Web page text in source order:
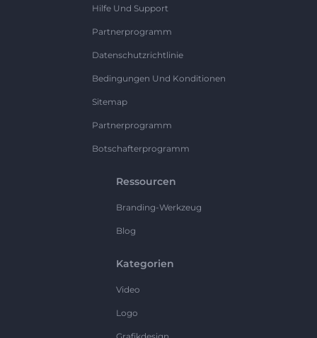
Hilfe Und Support
Partnerprogramm
Datenschutzrichtlinie
Bedingungen Und Konditionen
Sitemap
Partnerprogramm
Botschafterprogramm
Ressourcen
Branding-Werkzeug
Blog
Kategorien
Video
Logo